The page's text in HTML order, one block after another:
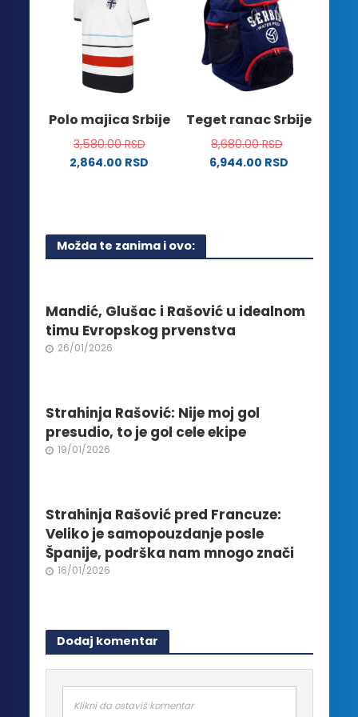
varijanti.
Opcije
mogu
biti
izabrane
stranici
proizvoda.
stranici
proizvoda.
Polo majica Srbije
3,580.00RSD
2,864.00 RSD
više
varijanti.
biti
izabrane
na
Teget ranac Srbije
8,680.00RSD
6,944.00 RSD
Možda te zanima i ovo:
Mandić, Glušac i Rašović u idealnom
timu Evropskog prvenstva
26/01/2026
Strahinja Rašović: Nije moj gol
presudio, to je gol cele ekipe
19/01/2026
Strahinja Rašović pred Francuze:
Veliko je samopouzdanje posle
Španije, podrška nam mnogo znači
16/01/2026
Dodaj komentar
Klikni da ostaviš komentar